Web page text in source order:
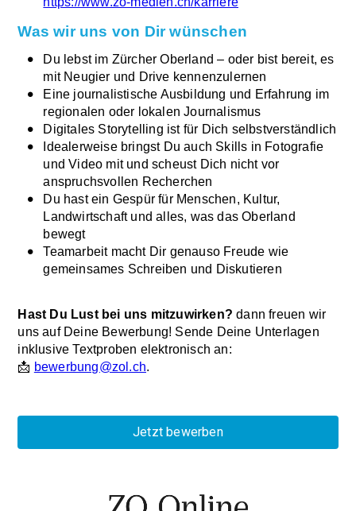
Was wir uns von Dir wünschen
Du lebst im Zürcher Oberland – oder bist bereit, es
mit Neugier und Drive kennenzulernen
Eine journalistische Ausbildung und Erfahrung im
regionalen oder lokalen Journalismus
Digitales Storytelling ist für Dich selbstverständlich
Idealerweise bringst Du auch Skills in Fotografie
und Video mit und scheust Dich nicht vor
anspruchsvollen Recherchen
Du hast ein Gespür für Menschen, Kultur,
Landwirtschaft und alles, was das Oberland
bewegt
Teamarbeit macht Dir genauso Freude wie
gemeinsames Schreiben und Diskutieren
Hast Du Lust bei uns mitzuwirken? dann freuen wir
uns auf Deine Bewerbung! Sende Deine Unterlagen
inklusive Textproben elektronisch an:
📩 bewerbung@zol.ch.
Jetzt bewerben